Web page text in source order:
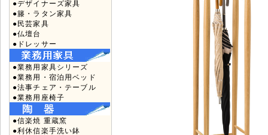
●デザイナーズ家具
●籐・ラタン家具
●民芸家具
●仏壇台
●ドレッサー
●業務用家具シリーズ
●業務用・宿泊用ベッド
●法事チェア・テーブル
●業務用座椅子
●信楽焼 重蔵窯
●利休信楽手洗い鉢